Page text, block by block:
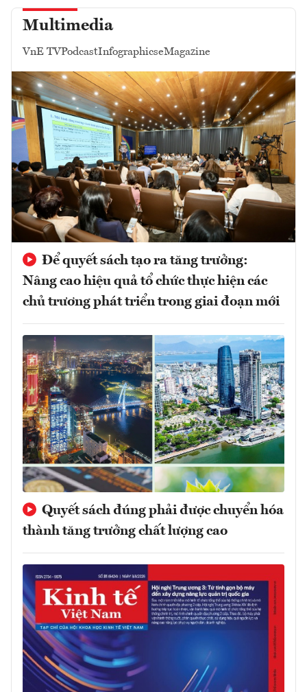
Multimedia
VnE TVPodcastInfographicseMagazine
Để quyết sách tạo ra tăng trưởng:
Nâng cao hiệu quả tổ chức thực hiện các
chủ trương phát triển trong giai đoạn mới
Quyết sách đúng phải được chuyển hóa
thành tăng trưởng chất lượng cao